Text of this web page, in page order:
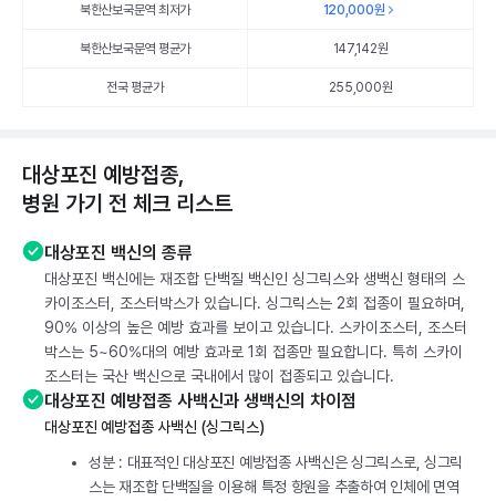
북한산보국문역 최저가 120,000원
북한산보국문역 평균가 147,142원
전국 평균가 255,000원
대상포진 예방접종,
병원 가기 전 체크 리스트
대상포진 백신의 종류
대상포진 백신에는 재조합 단백질 백신인 싱그릭스와 생백신 형태의 스
카이조스터, 조스터박스가 있습니다. 싱그릭스는 2회 접종이 필요하며,
90% 이상의 높은 예방 효과를 보이고 있습니다. 스카이조스터, 조스터
박스는 5~60%대의 예방 효과로 1회 접종만 필요합니다. 특히 스카이
조스터는 국산 백신으로 국내에서 많이 접종되고 있습니다.
대상포진 예방접종 사백신과 생백신의 차이점
대상포진 예방접종 사백신 (싱그릭스)
성분 : 대표적인 대상포진 예방접종 사백신은 싱그릭스로, 싱그릭
스는 재조합 단백질을 이용해 특정 항원을 추출하여 인체에 면역